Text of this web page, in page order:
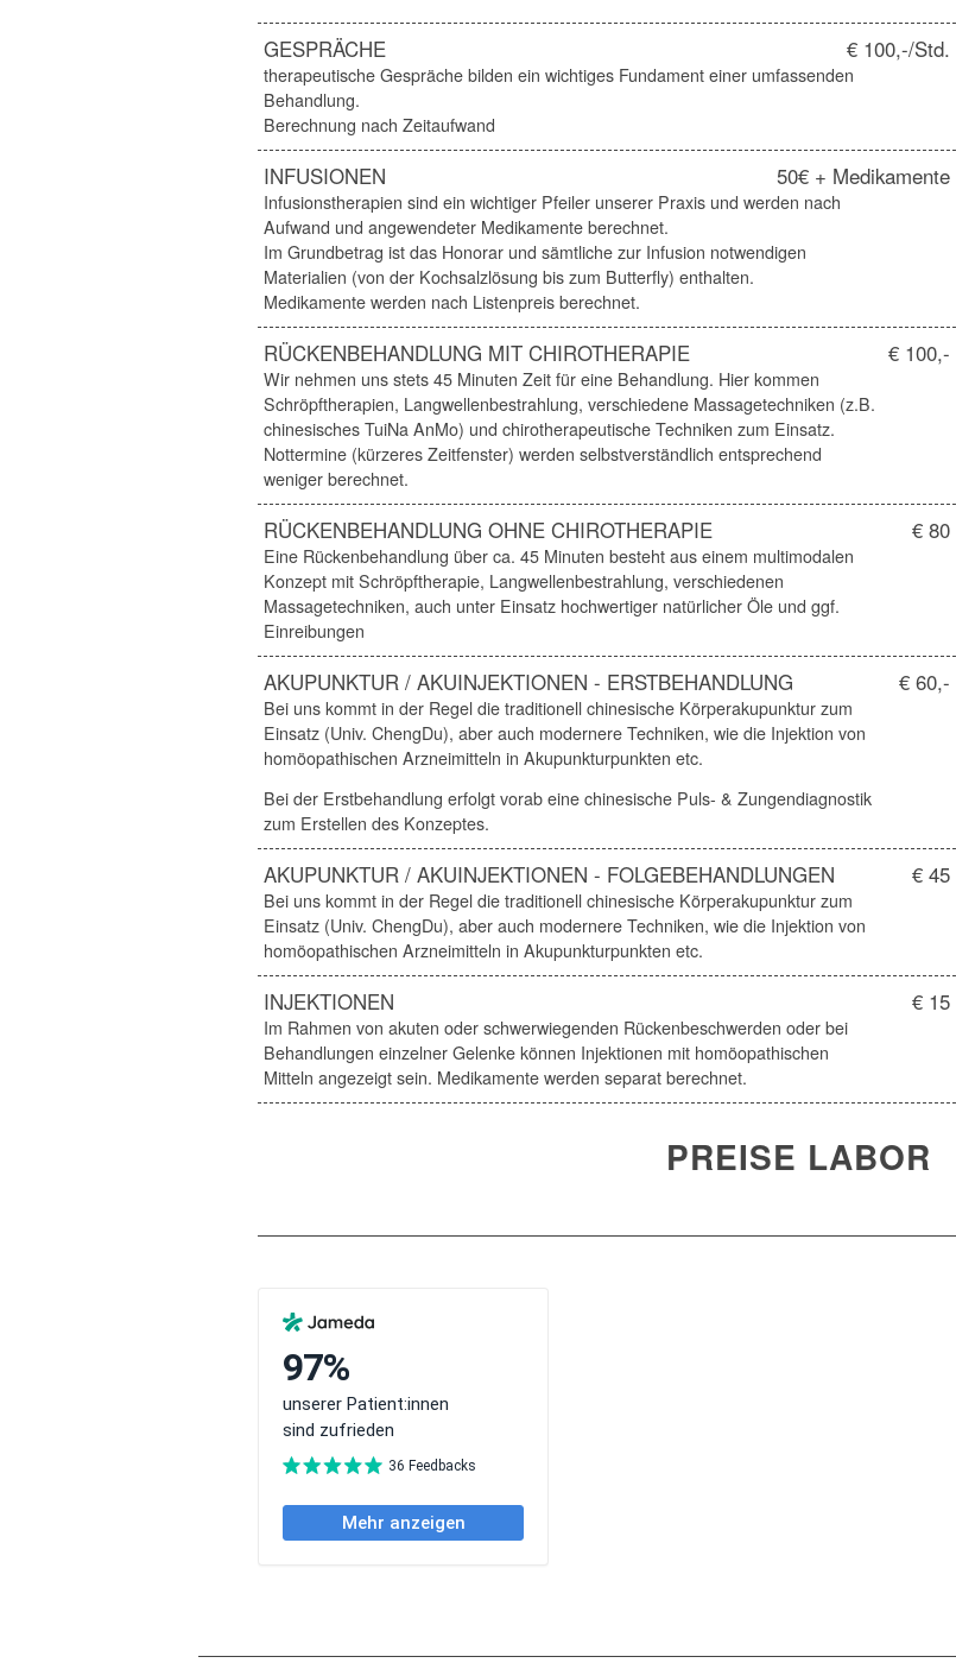
GESPRÄCHE € 100,-/Std.
therapeutische Gespräche bilden ein wichtiges Fundament einer umfassenden
Behandlung.
Berechnung nach Zeitaufwand
INFUSIONEN 50€ + Medikamente
Infusionstherapien sind ein wichtiger Pfeiler unserer Praxis und werden nach
Aufwand und angewendeter Medikamente berechnet.
Im Grundbetrag ist das Honorar und sämtliche zur Infusion notwendigen
Materialien (von der Kochsalzlösung bis zum Butterfly) enthalten.
Medikamente werden nach Listenpreis berechnet.
RÜCKENBEHANDLUNG MIT CHIROTHERAPIE € 100,-
Wir nehmen uns stets 45 Minuten Zeit für eine Behandlung. Hier kommen
Schröpftherapien, Langwellenbestrahlung, verschiedene Massagetechniken (z.B.
chinesisches TuiNa AnMo) und chirotherapeutische Techniken zum Einsatz.
Nottermine (kürzeres Zeitfenster) werden selbstverständlich entsprechend
weniger berechnet.
RÜCKENBEHANDLUNG OHNE CHIROTHERAPIE € 80
Eine Rückenbehandlung über ca. 45 Minuten besteht aus einem multimodalen
Konzept mit Schröpftherapie, Langwellenbestrahlung, verschiedenen
Massagetechniken, auch unter Einsatz hochwertiger natürlicher Öle und ggf.
Einreibungen
AKUPUNKTUR / AKUINJEKTIONEN - ERSTBEHANDLUNG € 60,-
Bei uns kommt in der Regel die traditionell chinesische Körperakupunktur zum
Einsatz (Univ. ChengDu), aber auch modernere Techniken, wie die Injektion von
homöopathischen Arzneimitteln in Akupunkturpunkten etc.
Bei der Erstbehandlung erfolgt vorab eine chinesische Puls- & Zungendiagnostik
zum Erstellen des Konzeptes.
AKUPUNKTUR / AKUINJEKTIONEN - FOLGEBEHANDLUNGEN € 45
Bei uns kommt in der Regel die traditionell chinesische Körperakupunktur zum
Einsatz (Univ. ChengDu), aber auch modernere Techniken, wie die Injektion von
homöopathischen Arzneimitteln in Akupunkturpunkten etc.
INJEKTIONEN € 15
Im Rahmen von akuten oder schwerwiegenden Rückenbeschwerden oder bei
Behandlungen einzelner Gelenke können Injektionen mit homöopathischen
Mitteln angezeigt sein. Medikamente werden separat berechnet.
PREISE LABOR